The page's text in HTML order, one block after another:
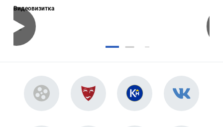
Видеовизитка